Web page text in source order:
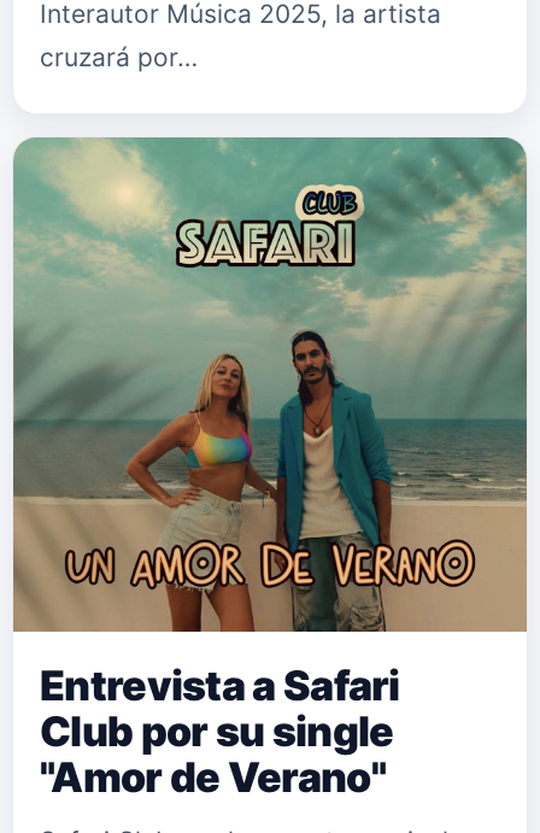
Interautor Música 2025, la artista
cruzará por…
Entrevista a Safari
Club por su single
"Amor de Verano"